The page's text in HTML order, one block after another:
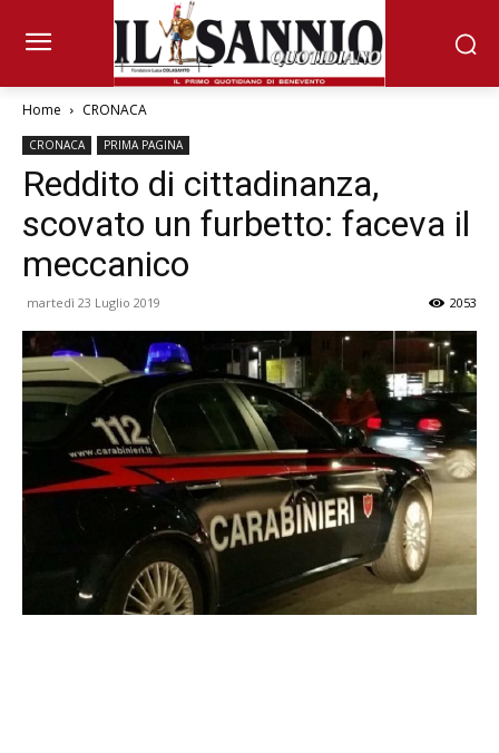
Home CRONACA
CRONACA PRIMA PAGINA
Reddito di cittadinanza,
scovato un furbetto: faceva il
meccanico
martedì 23 Luglio 2019 2053